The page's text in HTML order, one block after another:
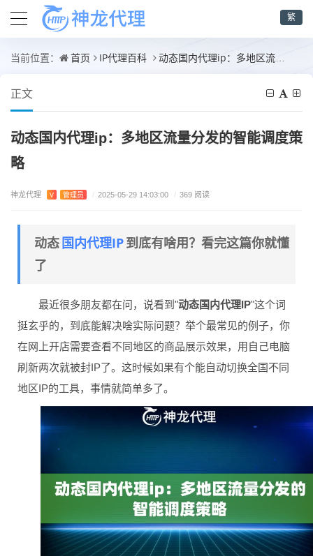
繁
当前位置： 首页 IP代理百科 动态国内代理ip：多地区流量分发的智能调度策略
正文
动态国内代理ip：多地区流量分发的智能调度策
略
神龙代理 V 管理员 / 2025-05-29 14:03:00 / 369 阅读
动态 国内代理IP 到底有啥用？看完这篇你就懂
了
最近很多朋友都在问，说看到"动态国内代理IP"这个词
挺玄乎的，到底能解决啥实际问题？举个最常见的例子，你
在网上开店需要查看不同地区的商品展示效果，用自己电脑
刷新两次就被封IP了。这时候如果有个能自动切换全国不同
地区IP的工具，事情就简单多了。